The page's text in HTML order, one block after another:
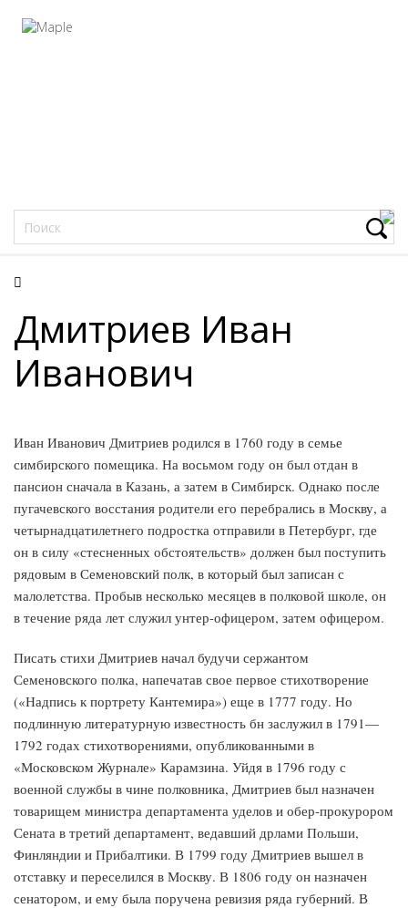
Дмитриев Иван
Иванович
Иван Иванович Дмитриев родился в 1760 году в семье
симбирского помещика. На восьмом году он был отдан в
пансион сначала в Казань, а затем в Симбирск. Однако после
пугачевского восстания родители его перебрались в Москву, а
четырнадцатилетнего подростка отправили в Петербург, где
он в силу «стесненных обстоятельств» должен был поступить
рядовым в Семеновский полк, в который был записан с
малолетства. Пробыв несколько месяцев в полковой школе, он
в течение ряда лет служил унтер-офицером, затем офицером.
Писать стихи Дмитриев начал будучи сержантом
Семеновского полка, напечатав свое первое стихотворение
(«Надпись к портрету Кантемира») еще в 1777 году. Но
подлинную литературную известность бн заслужил в 1791—
1792 годах стихотворениями, опубликованными в
«Московском Журнале» Карамзина. Уйдя в 1796 году с
военной службы в чине полковника, Дмитриев был назначен
товарищем министра департамента уделов и обер-прокурором
Сената в третий департамент, ведавший дрлами Польши,
Финляндии и Прибалтики. В 1799 году Дмитриев вышел в
отставку и переселился в Москву. В 1806 году он назначен
сенатором, и ему была поручена ревизия ряда губерний. В